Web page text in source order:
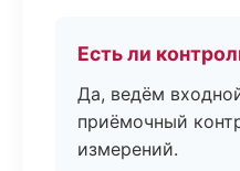
Есть ли
Да, ведём
приёмочный
измерений.